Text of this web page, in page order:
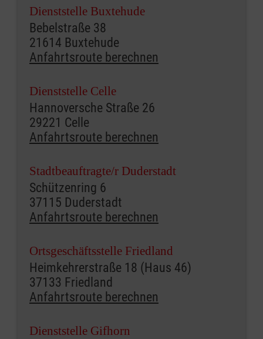
Dienststelle Buxtehude
Bebelstraße 38
21614 Buxtehude
Anfahrtsroute berechnen
Dienststelle Celle
Hannoversche Straße 26
29221 Celle
Anfahrtsroute berechnen
Stadtbeauftragte/r Duderstadt
Schützenring 6
37115 Duderstadt
Anfahrtsroute berechnen
Ortsgeschäftsstelle Friedland
Heimkehrerstraße 18 (Haus 46)
37133 Friedland
Anfahrtsroute berechnen
Dienststelle Gifhorn